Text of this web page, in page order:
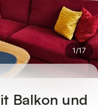
1/17
Balkon und